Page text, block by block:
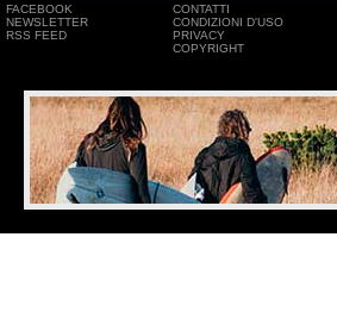
FACEBOOK
NEWSLETTER
RSS FEED
CONTATTI
CONDIZIONI D'USO
PRIVACY
COPYRIGHT